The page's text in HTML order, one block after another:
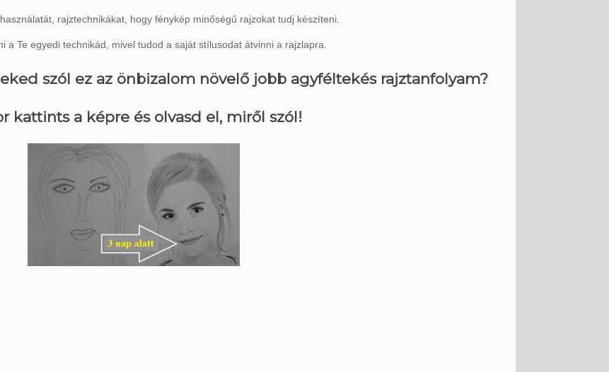
rajztechnikákat, hogy fénykép minőségű rajzokat tudj készíteni.
a Te egyedi technikád, mivel tudod a saját stílusodat átvinni a rajzlapra.
szól ez az önbizalom növelő jobb agyféltekés rajztanfolyam?
kattints a képre és olvasd el, miről szól!